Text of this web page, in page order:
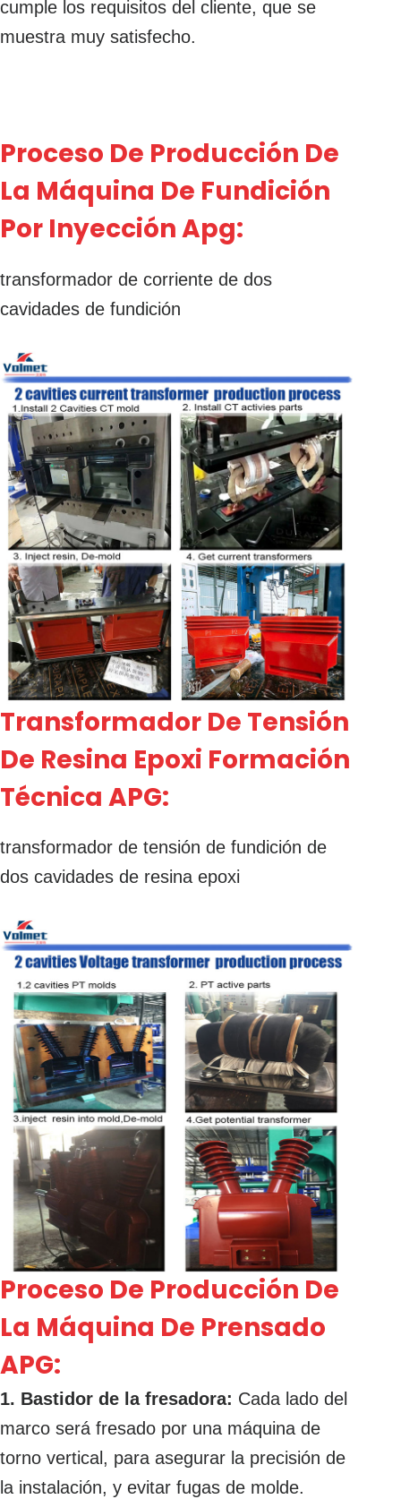
cumple los requisitos del cliente, que se
muestra muy satisfecho.
Proceso De Producción De
La Máquina De Fundición
Por Inyección Apg:
transformador de corriente de dos
cavidades de fundición
Transformador De Tensión
De Resina Epoxi Formación
Técnica APG:
transformador de tensión de fundición de
dos cavidades de resina epoxi
Proceso De Producción De
La Máquina De Prensado
APG:
1. Bastidor de la fresadora: Cada lado del
marco será fresado por una máquina de
torno vertical, para asegurar la precisión de
la instalación, y evitar fugas de molde.